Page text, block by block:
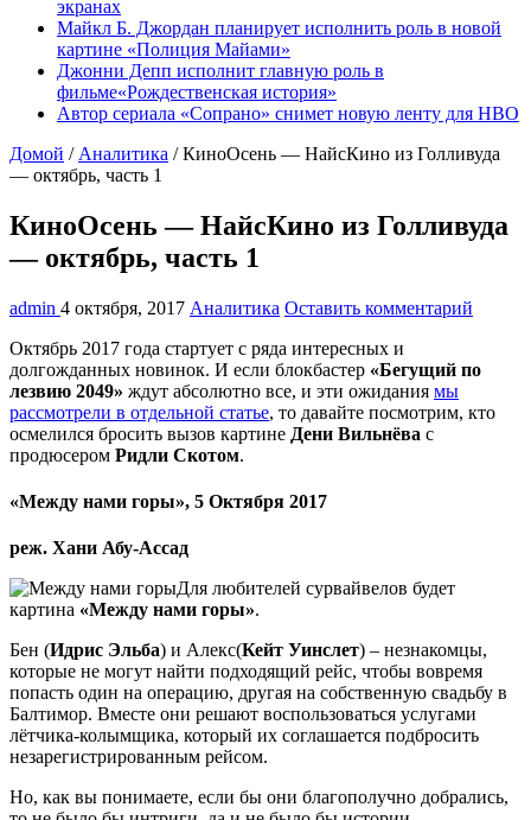
экранах
Майкл Б. Джордан планирует исполнить роль в новой
картине «Полиция Майами»
Джонни Депп исполнит главную роль в
фильме«Рождественская история»
Автор сериала «Сопрано» снимет новую ленту для HBO
Домой / Аналитика / КиноОсень — НайсКино из Голливуда
— октябрь, часть 1
КиноОсень — НайсКино из Голливуда
— октябрь, часть 1
admin 4 октября, 2017 Аналитика Оставить комментарий
Октябрь 2017 года стартует с ряда интересных и
долгожданных новинок. И если блокбастер «Бегущий по
лезвию 2049» ждут абсолютно все, и эти ожидания мы
рассмотрели в отдельной статье, то давайте посмотрим, кто
осмелился бросить вызов картине Дени Вильнёва с
продюсером Ридли Скотом.
«Между нами горы», 5 Октября 2017
реж. Хани Абу-Ассад
Для любителей сурвайвелов будет
картина «Между нами горы».
Бен (Идрис Эльба) и Алекс(Кейт Уинслет) – незнакомцы,
которые не могут найти подходящий рейс, чтобы вовремя
попасть один на операцию, другая на собственную свадьбу в
Балтимор. Вместе они решают воспользоваться услугами
лётчика-колымщика, который их соглашается подбросить
незарегистрированным рейсом.
Но, как вы понимаете, если бы они благополучно добрались,